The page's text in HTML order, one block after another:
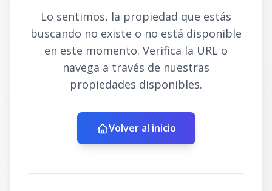
Lo sentimos, la propiedad que estás
buscando no existe o no está disponible
en este momento. Verifica la URL o
navega a través de nuestras
propiedades disponibles.
Volver al inicio